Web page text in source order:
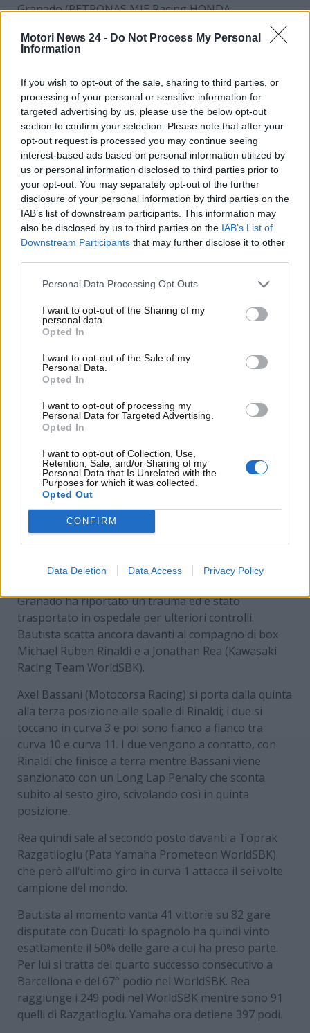
Motori News 24 - Do Not Process My Personal
Information
If you wish to opt-out of the sale, sharing to third parties, or
processing of your personal or sensitive information for
targeted advertising by us, please use the below opt-out
section to confirm your selection. Please note that after your
opt-out request is processed you may continue seeing
interest-based ads based on personal information utilized by
us or personal information disclosed to third parties prior to
your opt-out. You may separately opt-out of the further
disclosure of your personal information by third parties on the
IAB’s list of downstream participants. This information may
also be disclosed by us to third parties on the IAB’s List of
Downstream Participants that may further disclose it to other
Personal Data Processing Opt Outs
I want to opt-out of the Sharing of my
personal data.
Opted In
I want to opt-out of the Sale of my
Personal Data.
Opted In
I want to opt-out of processing my
Personal Data for Targeted Advertising.
Opted In
I want to opt-out of Collection, Use,
Retention, Sale, and/or Sharing of my
Personal Data that Is Unrelated with the
Purposes for which it was collected.
Opted Out
CONFIRM
Data Deletion Data Access Privacy Policy
Granado (PETRONAS MIE Racing HONDA
Team), Brad Ray e Ivo Lopes. 21° tempo per Hafizh
Syahrin (PETRONAS MIE Racing HONDA Team) che
Racing), Oliver Konig (Orelac Racing MOVISIO), Isaac
Viñales (TPR by Viñales Racing) e Gabriele Ruiu.
Questi sono i primi sei alla fine della Superpole nel
WorldSBK,per la classifica completa clicca qui:
1. Alvaro Bautista (Aruba.it Racing – Ducati) 1’40.264
2. Dominique Aegerter (GYTR GRT Yamaha
WorldSBK) +0.473
3. Jonathan Rea (Kawasaki Racing Team WorldSBK)
+0.497
4. Michael Ruben Rinaldi (Aruba.it Racing – Ducati)
5. Iker Lecuona (Team HRC) +0.519
+0.707
valida per il Campionato del Mondo MOTUL FIM
Superbike al Circuit de Barcelona-Catalunya va ad
regala il quarto successo consecutivo. Al quarto dei
23 giri inizialmente previsti viene esposta la bandiera
rossa: la gara riparte sulla distanza di 17 giri e
Bautista vince con otto secondi e otto decimi di
(PETRONAS MIE Racing HONDA Team) cade e viene
Granado ha riportato un trauma ed è stato
trasportato in ospedale per ulteriori controlli.
Bautista scatta ancora davanti al compagno di box
Michael Ruben Rinaldi e a Jonathan Rea (Kawasaki
Racing Team WorldSBK).
Axel Bassani (Motocorsa Racing) si porta dalla quinta
alla terza posizione alle spalle di Rinaldi; i due si
toccano in curva 3 e poi sono fianco a fianco tra
curva 10 e curva 11. I due vengono a contatto, con
Rinaldi che finisce a terra mentre Bassani viene
sanzionato con un Long Lap Penalty che sconta
subito al sesto giro, scivolando così in quinta
posizione.
Rea quindi sale al secondo posto davanti a Toprak
Razgatlioglu (Pata Yamaha Prometeon WorldSBK)
che però all’ultimo giro in curva 1 attacca il sei volte
campione del mondo.
Bautista al momento vanta 41 vittorie su 82 gare
disputate con Ducati: lo spagnolo ha quindi vinto
esattamente il 50% delle gare a cui ha preso parte.
Per lui si tratta del quarto successo consecutivo a
Barcellona e del 67° podio nel WorldSBK. Rea
raggiunge i 249 podi nel WorldSBK mentre sono 91
quelli di Razgatlioglu. Yamaha ora detiene 397 podi.